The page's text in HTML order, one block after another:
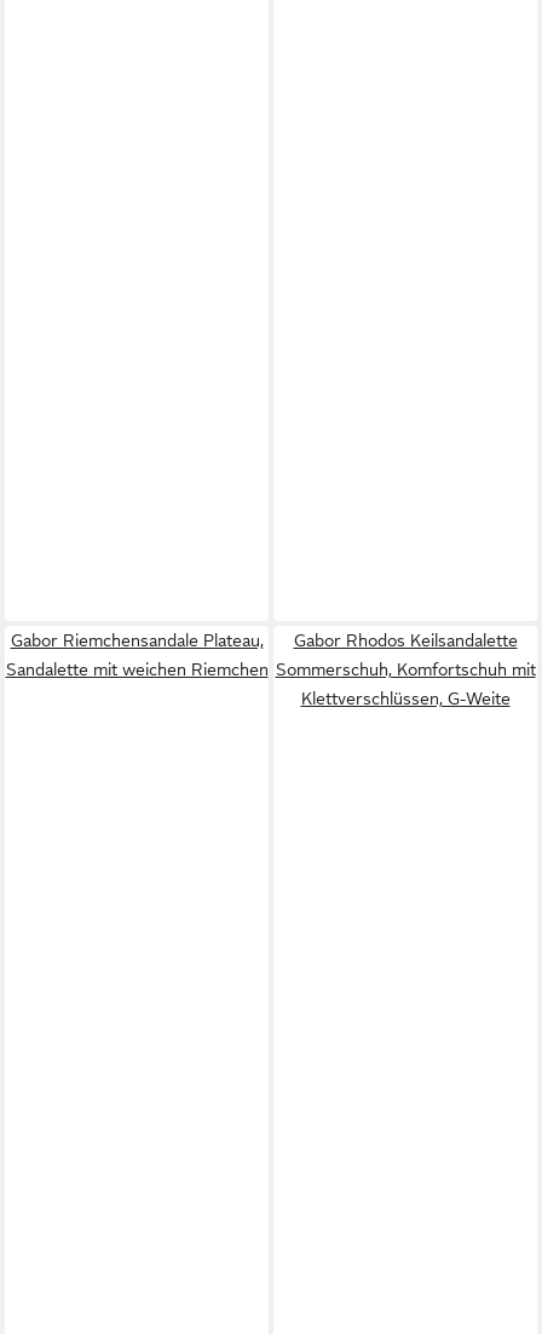
Gabor Riemchensandale Plateau,
Sandalette mit weichen Riemchen
Gabor Rhodos Keilsandalette
Sommerschuh, Komfortschuh mit
Klettverschlüssen, G-Weite